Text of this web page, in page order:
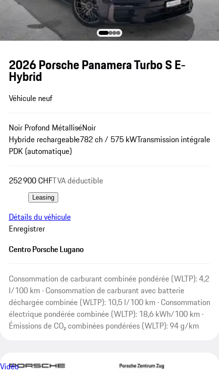
2026 Porsche Panamera Turbo S E-
Hybrid
Véhicule neuf
Noir Profond MétalliséNoir
Hybride rechargeable782 ch / 575 kWTransmission intégrale
PDK (automatique)
252 900 CHFTVA déductible
Leasing
Détails du véhicule
Enregistrer
Centro Porsche Lugano
Consommation de carburant combinée pondérée (WLTP): 4,2
l/100 km · Consommation de carburant avec batterie
déchargée combinée (WLTP): 10,5 l/100 km · Consommation
électrique pondérée combinée (WLTP): 18,6 kWh/100 km ·
Émissions de CO₂ combinées pondérées (WLTP): 94 g/km
Vidéo